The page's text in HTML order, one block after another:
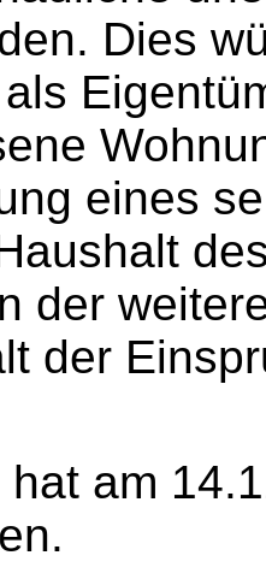
Dies
eines
der
der
am